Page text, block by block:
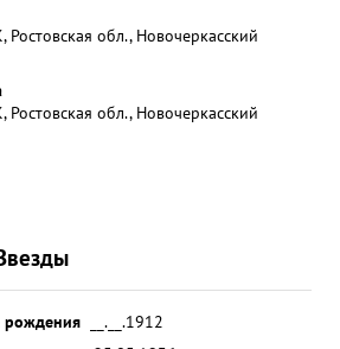
Ростовская обл., Новочеркасский
Ростовская обл., Новочеркасский
рождения
__.__.1912